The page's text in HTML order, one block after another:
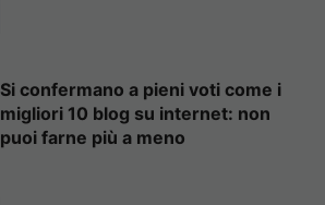
Si confermano a pieni voti come i
migliori 10 blog su internet: non
puoi farne più a meno